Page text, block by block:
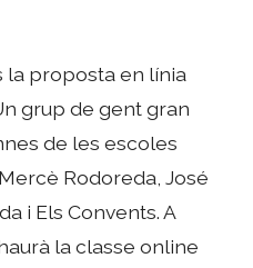
la proposta en línia
grup de gent gran
de les escoles
Rodoreda, José
i Els Convents. A
la classe online